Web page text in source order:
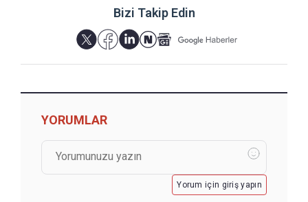
Bizi Takip Edin
YORUMLAR
Yorum için giriş yapın